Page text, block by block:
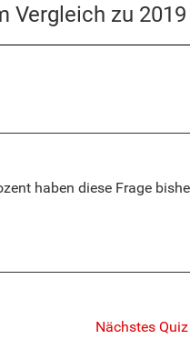
Vergleich zu
haben diese Frage
Nächstes Quiz